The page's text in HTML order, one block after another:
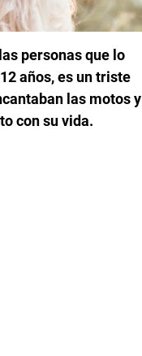
personas que lo
años, es un triste
las motos y
con su vida.